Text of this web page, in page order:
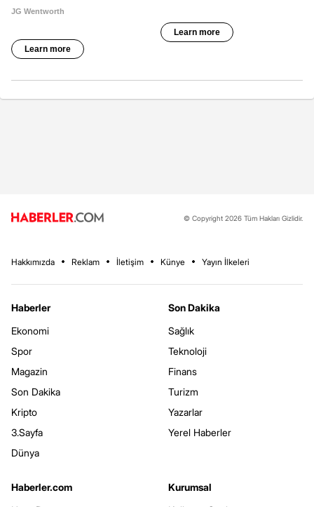
© Copyright 2026 Tüm Hakları Gizlidir.
Hakkımızda Reklam İletişim Künye Yayın İlkeleri
Haberler
Ekonomi
Spor
Magazin
Son Dakika
Kripto
3.Sayfa
Dünya
Son Dakika
Sağlık
Teknoloji
Finans
Turizm
Yazarlar
Yerel Haberler
Haberler.com
Kurumsal